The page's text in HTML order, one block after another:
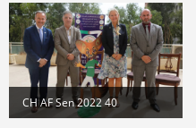
CH AF Sen 2022 40